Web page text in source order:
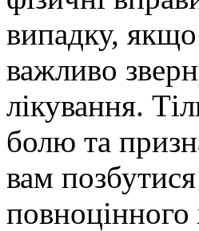
випадку, якщо
важливо
лікування.
болю та
вам